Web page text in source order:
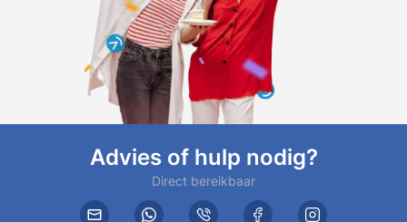
Advies of hulp nodig?
Direct bereikbaar